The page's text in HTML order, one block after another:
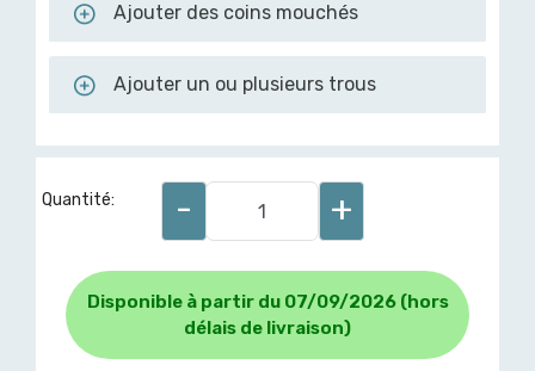
Ajouter des coins mouchés
Ajouter un ou plusieurs trous
Quantité: - +
Disponible à partir du 07/09/2026 (hors
délais de livraison)